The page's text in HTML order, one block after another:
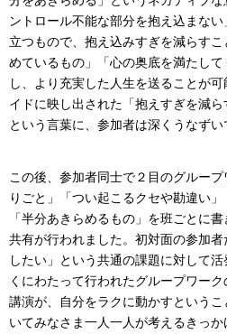
ントロール不能な部分を抱え込まな
立つもので、抱え込みすぎを減らす
めているもの」「心の奥底を満たし
し、より充実した人生を送ることが
イドに映し出された「抱えすぎを減ら
という言葉に、参加者は深くうなずい
この後、参加者同士で２目のグルー
りごと」「つい起こるクセや勘違い」
「半分あきらめるもの」を班ごとに
共有が行われました。初対面の参加
したい」という共通の課題に対して
くにわたって行われたグループワー
講演が、自分をラクに動かすという
いてみなさま一人一人が考えるきっ